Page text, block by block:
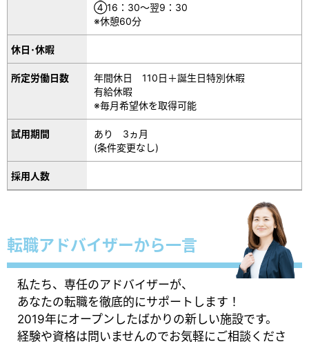
④16：30～翌9：30
※休憩60分
休日･休暇
所定労働日数
年間休日 110日＋誕生日特別休暇
有給休暇
※毎月希望休を取得可能
試用期間
あり 3ヵ月
(条件変更なし)
採用人数
転職アドバイザーから一言
私たち、専任のアドバイザーが、
あなたの転職を徹底的にサポートします！
2019年にオープンしたばかりの新しい施設です。
経験や資格は問いませんのでお気軽にご相談くださ